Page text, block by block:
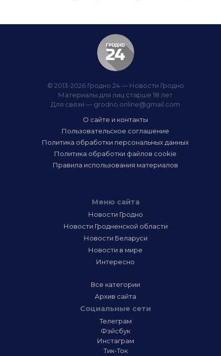
© 2013-2026 Гродно 24 — Новости Гродно
Материалы для лиц старше 18 лет
Для связи — grodno.online@gmail.com
О сайте и контакты
Пользовательское соглашение
Политика обработки персональных данных
Политика обработки файлов cookie
Правила использования материалов
Меню сайта
Новости Гродно
Новости Гродненской области
Новости Беларуси
Новости в мире
Интересно
Все категории
Архив сайта
Социальные сети
Телеграм
Фэйсбук
Инстаграм
Тик-Ток